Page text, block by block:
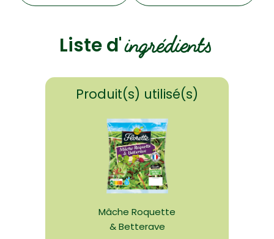
Liste d'ingrédients
Produit(s) utilisé(s)
Mâche Roquette
& Betterave